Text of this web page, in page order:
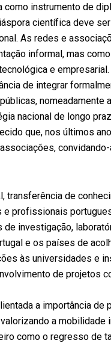
como instrumento de
científica deve
As redes e
informal, mas
e empresarial.
de integrar
nacional de longo
que, nos últimos
transferência de
profissionais
investigação,
e os países de
às universidades e
de projetos
a importância de
a
como o regresso de